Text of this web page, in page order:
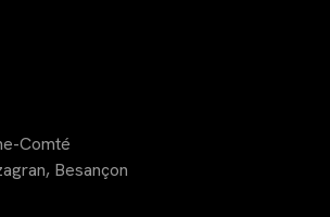
Comté
Besançon